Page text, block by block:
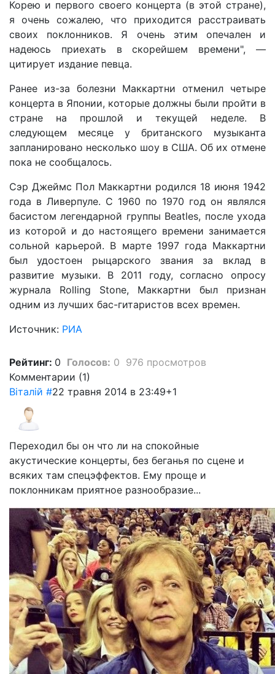
Корею и первого своего концерта (в этой стране),
я очень сожалею, что приходится расстраивать
своих поклонников. Я очень этим опечален и
надеюсь приехать в скорейшем времени", —
цитирует издание певца.
Ранее из-за болезни Маккартни отменил четыре
концерта в Японии, которые должны были пройти в
стране на прошлой и текущей неделе. В
следующем месяце у британского музыканта
запланировано несколько шоу в США. Об их отмене
пока не сообщалось.
Сэр Джеймс Пол Маккартни родился 18 июня 1942
года в Ливерпуле. С 1960 по 1970 год он являлся
басистом легендарной группы Beatles, после ухода
из которой и до настоящего времени занимается
сольной карьерой. В марте 1997 года Маккартни
был удостоен рыцарского звания за вклад в
развитие музыки. В 2011 году, согласно опросу
журнала Rolling Stone, Маккартни был признан
одним из лучших бас-гитаристов всех времен.
Источник: РИА
Рейтинг: 0 Голосов: 0 976 просмотров
Комментарии (1)
Віталій #22 травня 2014 в 23:49+1
Переходил бы он что ли на спокойные
акустические концерты, без беганья по сцене и
всяких там спецэффектов. Ему проще и
поклонникам приятное разнообразие...